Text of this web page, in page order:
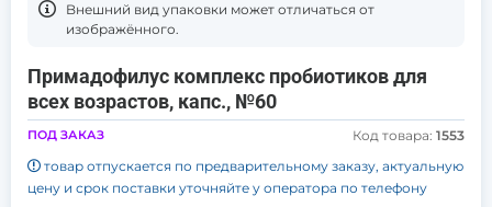
Bнешний вид упаковки может отличаться от
изображённого.
Примадофилус комплекс пробиотиков для
всех возрастов, капс., №60
ПОД ЗАКАЗ Код товара: 1553
товар отпускается по предварительному заказу, актуальную
цену и срок поставки уточняйте у оператора по телефону